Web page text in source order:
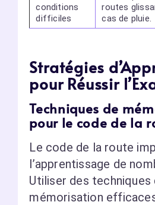
conditions
difficiles
routes
cas de pluie.
Stratégies
pour Réussir
Techniques de
pour le code de la
Le code de la route
l’apprentissage de
Utiliser des techniques
mémorisation